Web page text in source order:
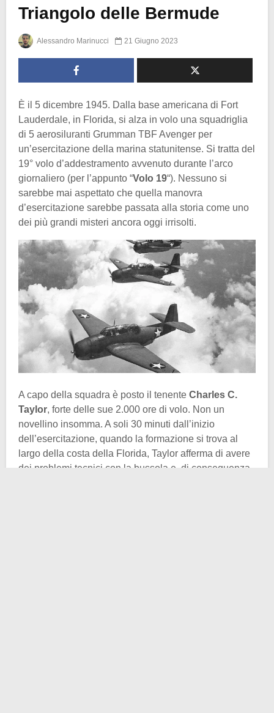
Triangolo delle Bermude
Alessandro Marinucci 21 Giugno 2023
È il 5 dicembre 1945. Dalla base americana di Fort
Lauderdale, in Florida, si alza in volo una squadriglia
di 5 aerosiluranti Grumman TBF Avenger per
un’esercitazione della marina statunitense. Si tratta del
19° volo d’addestramento avvenuto durante l’arco
giornaliero (per l’appunto “Volo 19“). Nessuno si
sarebbe mai aspettato che quella manovra
d’esercitazione sarebbe passata alla storia come uno
dei più grandi misteri ancora oggi irrisolti.
A capo della squadra è posto il tenente Charles C.
Taylor, forte delle sue 2.000 ore di volo. Non un
novellino insomma. A soli 30 minuti dall’inizio
dell’esercitazione, quando la formazione si trova al
largo della costa della Florida, Taylor afferma di avere
dei problemi tecnici con la bussola e, di conseguenza,